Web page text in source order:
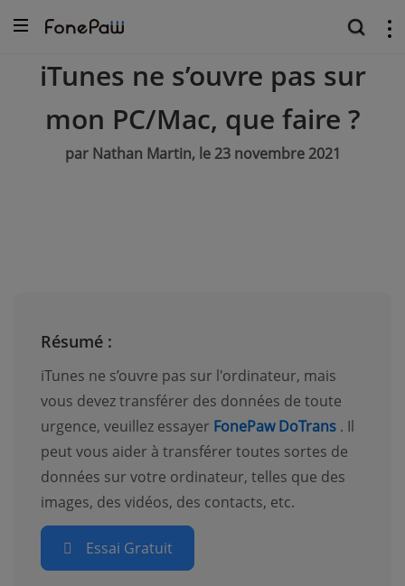
iTunes ne s’ouvre pas sur
mon PC/Mac, que faire ?
par Nathan Martin, le 23 novembre 2021
Résumé :
iTunes ne s’ouvre pas sur l'ordinateur, mais
vous devez transférer des données de toute
urgence, veuillez essayer FonePaw DoTrans . Il
peut vous aider à transférer toutes sortes de
données sur votre ordinateur, telles que des
images, des vidéos, des contacts, etc.
Essai Gratuit